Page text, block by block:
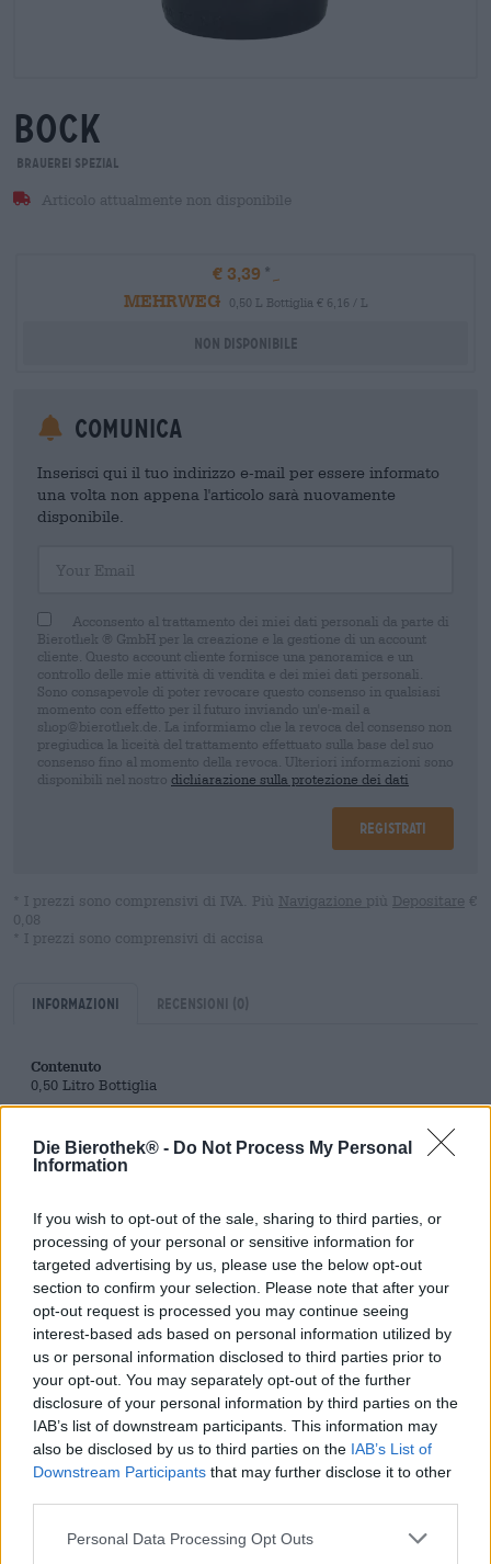
Die Bierothek® - Do Not Process My Personal
Information
If you wish to opt-out of the sale, sharing to third parties, or
processing of your personal or sensitive information for
targeted advertising by us, please use the below opt-out
section to confirm your selection. Please note that after your
opt-out request is processed you may continue seeing
interest-based ads based on personal information utilized by
us or personal information disclosed to third parties prior to
your opt-out. You may separately opt-out of the further
disclosure of your personal information by third parties on the
IAB’s list of downstream participants. This information may
also be disclosed by us to third parties on the IAB’s List of
Downstream Participants that may further disclose it to other
Personal Data Processing Opt Outs
bock
Brauerei Spezial
Articolo attualmente non disponibile
€ 3,39
MEHRWEG
0,50 L Bottiglia € 6,16 / L
Non disponibile
Comunica
Inserisci qui il tuo indirizzo e-mail per essere informato
una volta non appena l'articolo sarà nuovamente
disponibile.
Acconsento al trattamento dei miei dati personali da parte di
Bierothek ® GmbH per la creazione e la gestione di un account
cliente. Questo account cliente fornisce una panoramica e un
controllo delle mie attività di vendita e dei miei dati personali.
Sono consapevole di poter revocare questo consenso in qualsiasi
momento con effetto per il futuro inviando un'e-mail a
shop@bierothek.de. La informiamo che la revoca del consenso non
pregiudica la liceità del trattamento effettuato sulla base del suo
consenso fino al momento della revoca. Ulteriori informazioni sono
disponibili nel nostro dichiarazione sulla protezione dei dati
Registrati
* I prezzi sono comprensivi di IVA. Più Navigazione più Depositare €
0,08
* I prezzi sono comprensivi di accisa
Informazioni Recensioni (0)
Contenuto
0,50 Litro Bottiglia
Brauerei
Brauerei Spezial
10114006
Peso
0.5kg(0.88kg con imballaggio)
€ 0.08
LMIV
Operatore responsabile del settore alimentare (UE)
Brauerei Spezial, Obere Königstraße 10, 96052
Bamberg Deutschland(DE)
Bierregion
Deutschland
birre bock,birre della franconia
Categoria Birra